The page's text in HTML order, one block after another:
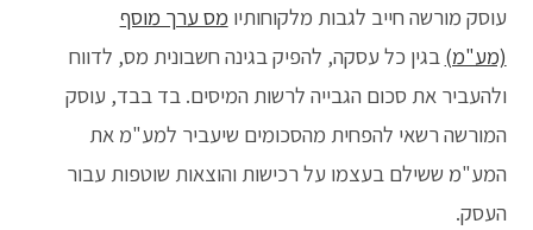
עוסק מורשה חייב לגבות מלקוחותיו מס ערך מוסף
(מע"מ) בגין כל עסקה, להפיק בגינה חשבונית מס, לדווח
ולהעביר את סכום הגבייה לרשות המיסים. בד בבד, עוסק
המורשה רשאי להפחית מהסכומים שיעביר למע"מ את
המע"מ ששילם בעצמו על רכישות והוצאות שוטפות עבור
העסק.